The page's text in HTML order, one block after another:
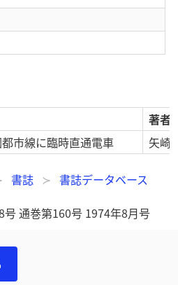
著者
市線に臨時直通電車 矢崎
書誌
書誌データベース
通巻第160号 1974年8月号